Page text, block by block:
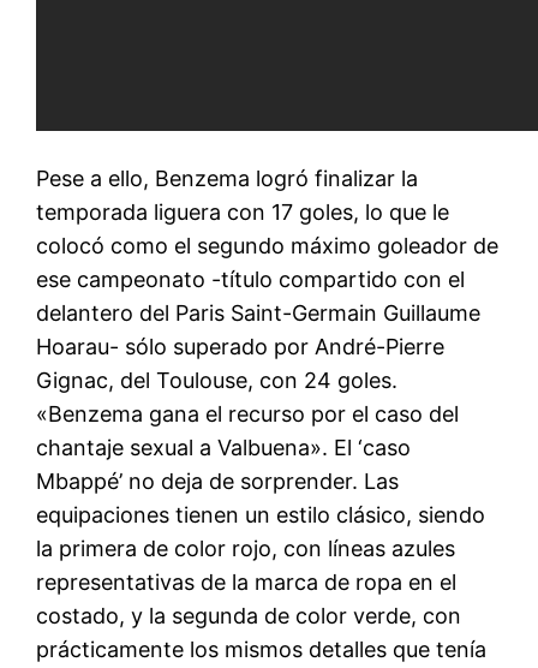
Pese a ello, Benzema logró finalizar la
temporada liguera con 17 goles, lo que le
colocó como el segundo máximo goleador de
ese campeonato -título compartido con el
delantero del Paris Saint-Germain Guillaume
Hoarau- sólo superado por André-Pierre
Gignac, del Toulouse, con 24 goles.
«Benzema gana el recurso por el caso del
chantaje sexual a Valbuena». El ‘caso
Mbappé’ no deja de sorprender. Las
equipaciones tienen un estilo clásico, siendo
la primera de color rojo, con líneas azules
representativas de la marca de ropa en el
costado, y la segunda de color verde, con
prácticamente los mismos detalles que tenía